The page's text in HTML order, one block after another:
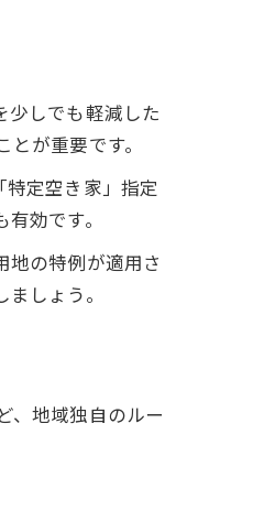
しでも軽減した
が重要です。
定空き家」指定
効です。
地の特例が適用さ
しょう。
、地域独自のルー